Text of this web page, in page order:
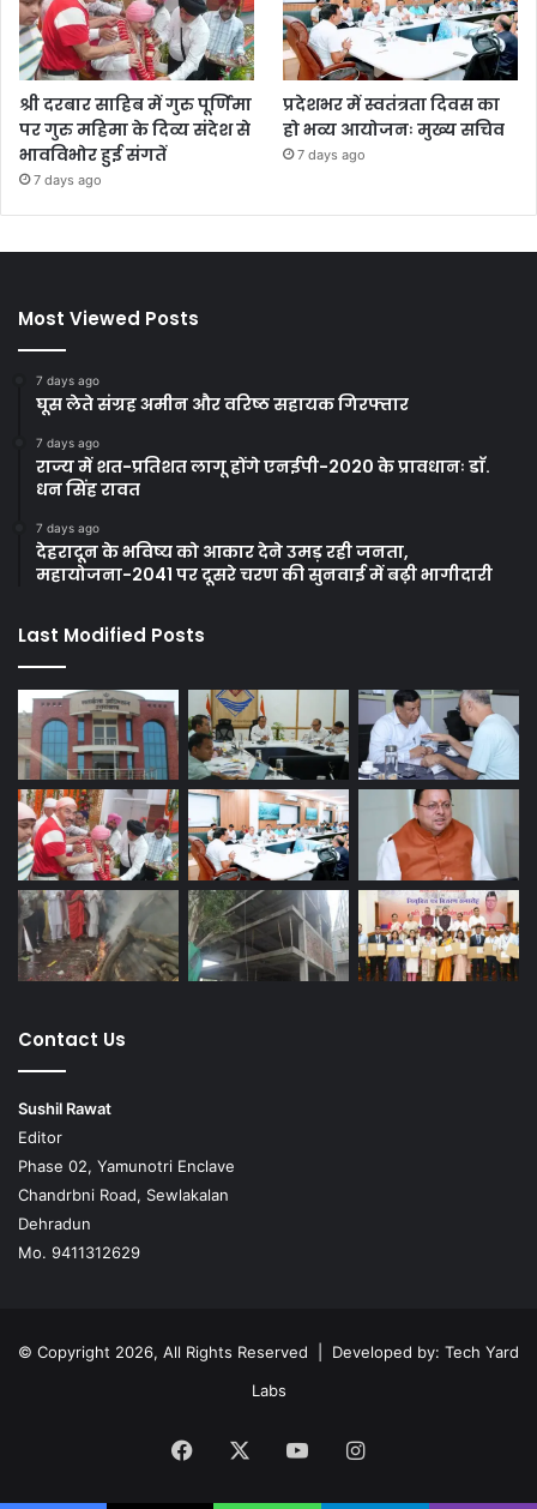
श्री दरबार साहिब में गुरु पूर्णिमा
पर गुरु महिमा के दिव्य संदेश से
भावविभोर हुई संगतें
7 days ago
प्रदेशभर में स्वतंत्रता दिवस का
हो भव्य आयोजनः मुख्य सचिव
7 days ago
Most Viewed Posts
7 days ago
घूस लेते संग्रह अमीन और वरिष्ठ सहायक गिरफ्तार
7 days ago
राज्य में शत-प्रतिशत लागू होंगे एनईपी-2020 के प्रावधानः डाॅ.
धन सिंह रावत
7 days ago
देहरादून के भविष्य को आकार देने उमड़ रही जनता,
महायोजना-2041 पर दूसरे चरण की सुनवाई में बढ़ी भागीदारी
Last Modified Posts
Contact Us
Sushil Rawat
Editor
Phase 02, Yamunotri Enclave
Chandrbni Road, Sewlakalan
Dehradun
Mo. 9411312629
© Copyright 2026, All Rights Reserved | Developed by: Tech Yard
Labs
Facebook YouTubeInstagram